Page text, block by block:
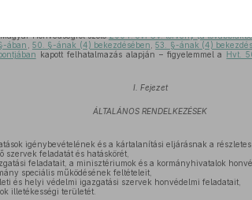
Honvédségről szóló2004. évi CV. törvény (a
ában 50. §-ának (4) bekezdésében ,53. §-ának (4)
kapott felhatalmazás alapján – figyelemmel a Hvt.
I. Fejezet
ÁLTALÁNOS RENDELKEZÉSEK
igénybevételének és a kártalanítási eljárásnak a részletes
szervek feladatát és hatáskörét,
feladatait, a minisztériumok és a kormányhivatalok
speciális működésének feltételeit,
és helyi védelmi igazgatási szervek honvédelmi feladatait,
illetékességi területét.